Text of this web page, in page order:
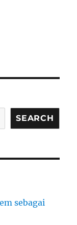
SEARCH
sebagai